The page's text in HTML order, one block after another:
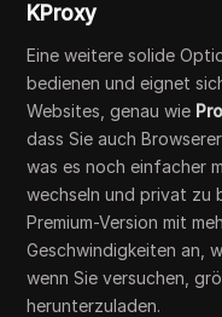
KProxy
Eine weitere solide
bedienen und eignet
Websites, genau wie
dass Sie auch
was es noch einfacher
wechseln und privat zu
Premium-Version mit
Geschwindigkeiten an,
wenn Sie versuchen,
herunterzuladen.